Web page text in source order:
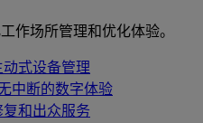
作场所管理和优化体验。
动式设备管理
中断的数字体验
复和出众服务